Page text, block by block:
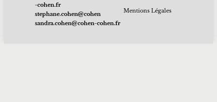
rf.nehoc-
nehoc@nehoc.enahpets
rf.nehoc-nehoc@nehoc.ardnas
Mentions Légales